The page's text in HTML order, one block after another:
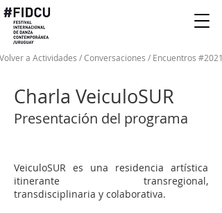
a Actividades / Conversaciones / Encuentros #2021
Charla VeiculoSUR
Presentación del programa
VeiculoSUR es una residencia artística
itinerante transregional,
transdisciplinaria y colaborativa.